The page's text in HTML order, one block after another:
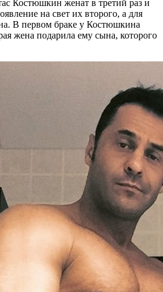
Костюшкин женат в третий раз и
на свет их второго, а для
В первом браке у Костюшкина
жена подарила ему сына, которого